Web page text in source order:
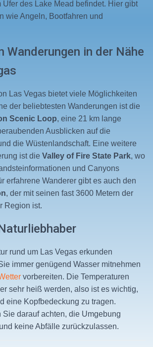
Ufer des Lake Mead befindet. Hier gibt
wie Angeln, Bootfahren und
Wanderungen in der Nähe
Las Vegas bietet viele Möglichkeiten
der beliebtesten Wanderungen ist die
Scenic Loop, eine 21 km lange
Ausblicken auf die
die Wüstenlandschaft. Eine weitere
ist die Valley of Fire State Park, wo
und Canyons
erfahrene Wanderer gibt es auch den
, der mit seinen fast 3600 Metern der
Region ist.
rund um Las Vegas erkunden
immer genügend Wasser mitnehmen
vorbereiten. Die Temperaturen
sehr heiß werden, also ist es wichtig,
eine Kopfbedeckung zu tragen.
darauf achten, die Umgebung
keine Abfälle zurückzulassen.